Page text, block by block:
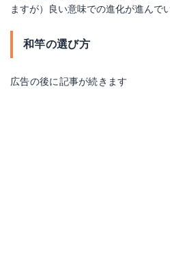
ますが）良い意味での進化が進んで
和竿の選び方
広告の後に記事が続きます